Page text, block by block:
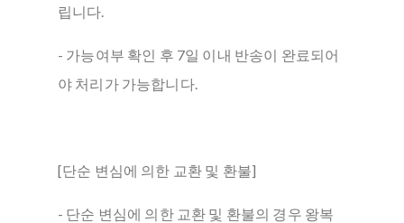
립니다.
- 가능여부 확인 후 7일 이내 반송이 완료되어
야 처리가 가능합니다.
[단순 변심에 의한 교환 및 환불]
- 단순 변심에 의한 교환 및 환불의 경우 왕복